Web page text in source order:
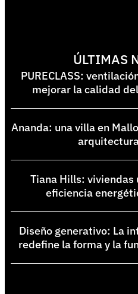
ÚLTIMAS
PURECLASS:
mejorar la calidad
Ananda: una villa en
Tiana Hills:
eficiencia
Diseño generativo: La
redefine la forma y la